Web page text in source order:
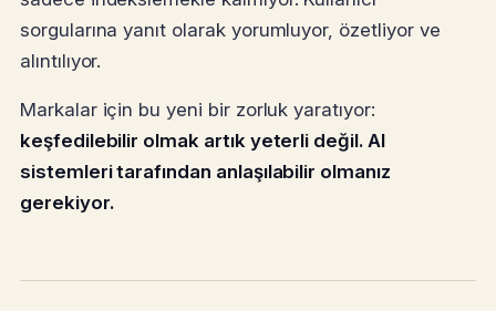
sorgularına yanıt olarak yorumluyor, özetliyor ve
alıntılıyor.
Markalar için bu yeni bir zorluk yaratıyor:
keşfedilebilir olmak artık yeterli değil. AI
sistemleri tarafından anlaşılabilir olmanız
gerekiyor.